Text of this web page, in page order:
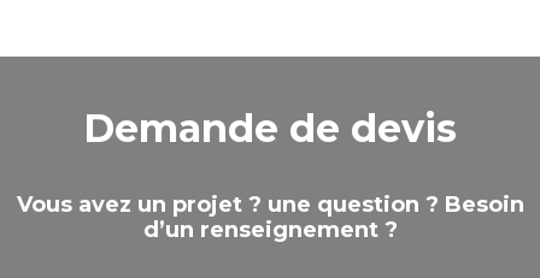
Demande de devis
Vous avez un projet ? une question ? Besoin
d’un renseignement ?